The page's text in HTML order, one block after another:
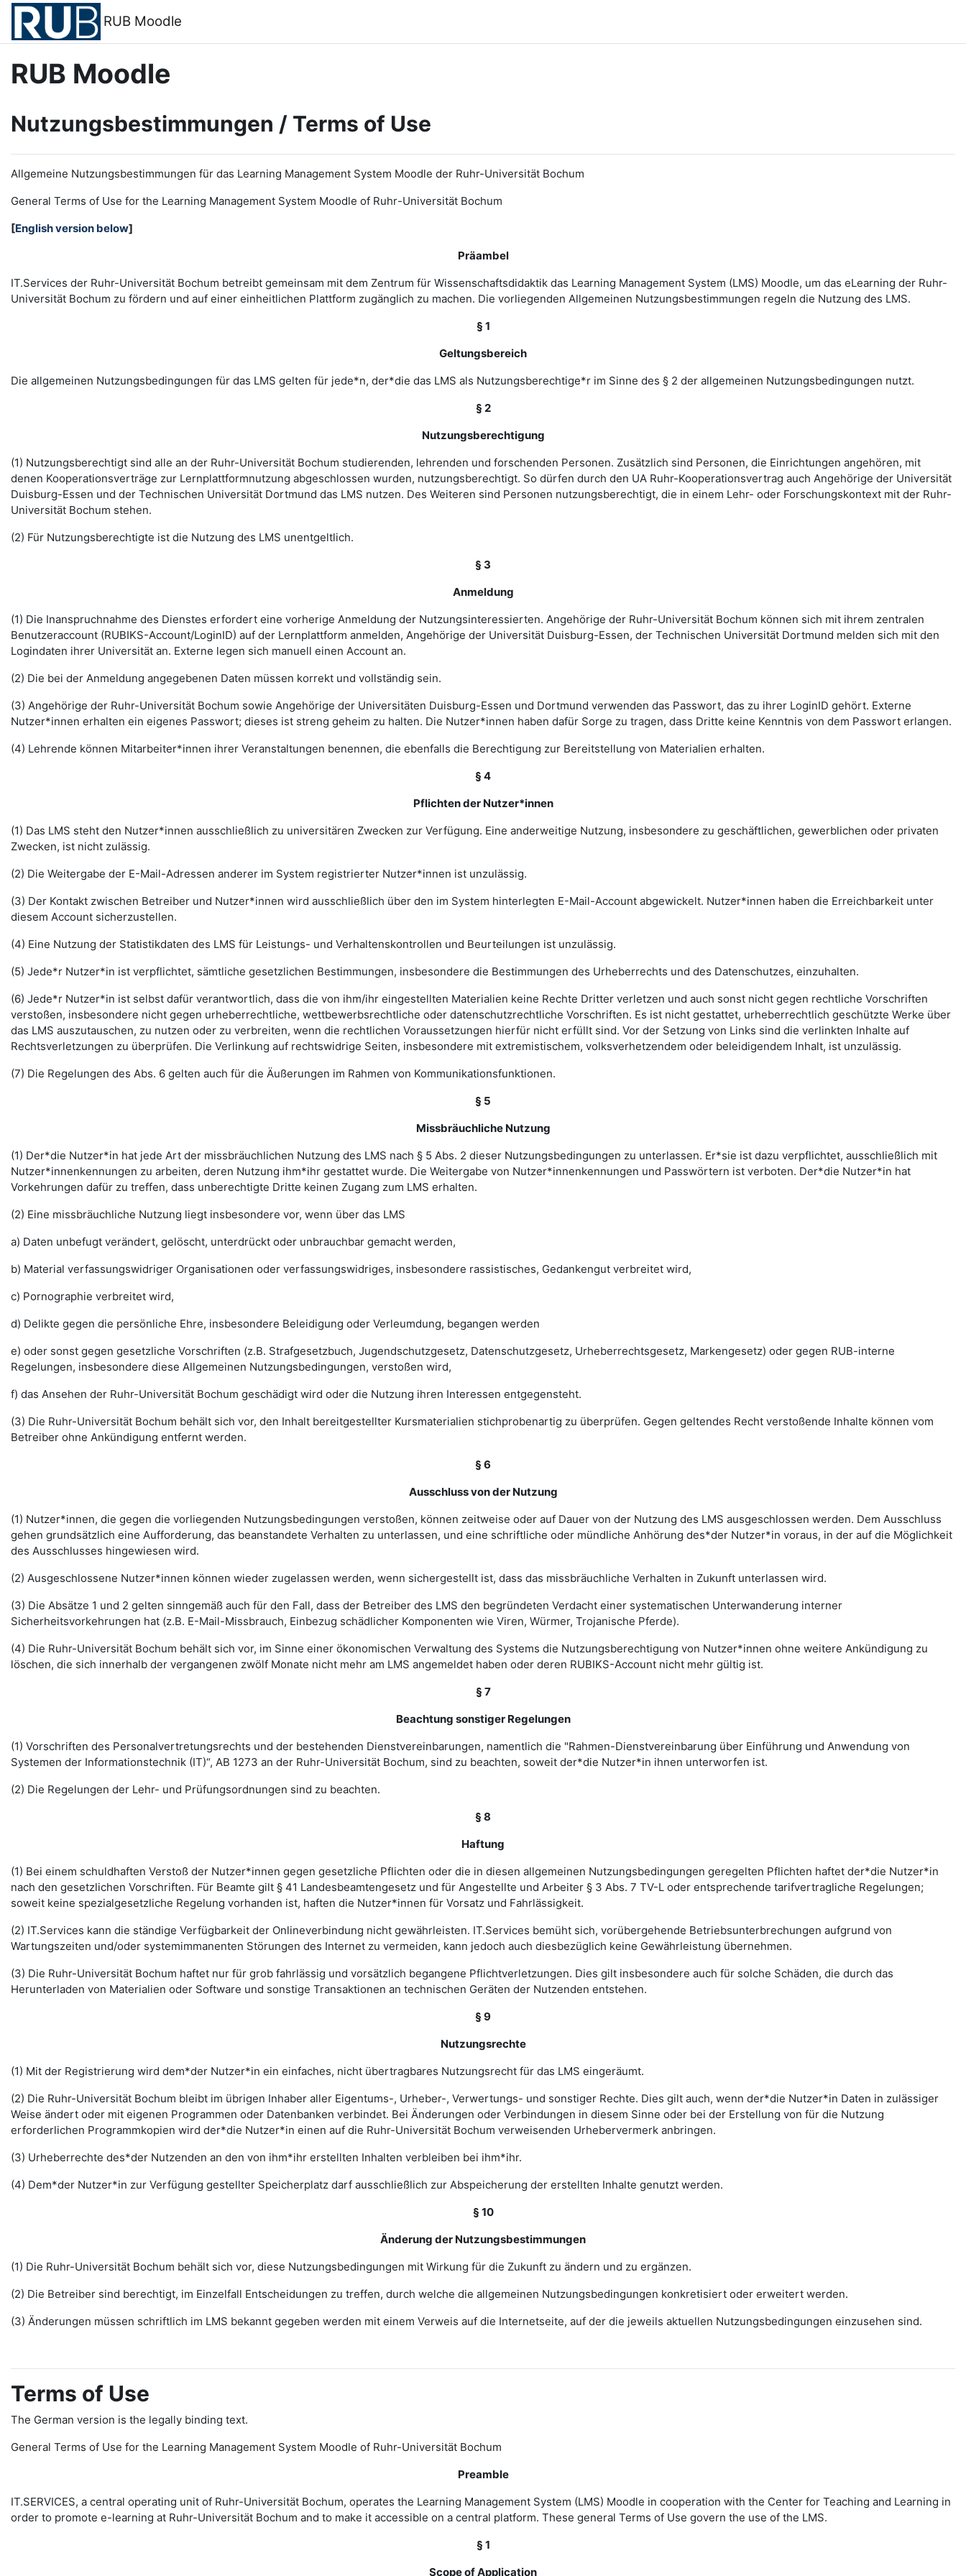
Zum Hauptinhalt
RUB Moodle
RUB Moodle
Nutzungsbestimmungen / Terms of Use
Allgemeine Nutzungsbestimmungen für das Learning Management System Moodle der Ruhr-Universität Bochum
General Terms of Use for the Learning Management System Moodle of Ruhr-Universität Bochum
[English version below]
Präambel
IT.Services der Ruhr-Universität Bochum betreibt gemeinsam mit dem Zentrum für Wissenschaftsdidaktik das Learning Management System (LMS) Moodle, um das eLearning der Ruhr-
Universität Bochum zu fördern und auf einer einheitlichen Plattform zugänglich zu machen. Die vorliegenden Allgemeinen Nutzungsbestimmungen regeln die Nutzung des LMS.
§ 1
Geltungsbereich
Die allgemeinen Nutzungsbedingungen für das LMS gelten für jede*n, der*die das LMS als Nutzungsberechtige*r im Sinne des § 2 der allgemeinen Nutzungsbedingungen nutzt.
§ 2
Nutzungsberechtigung
(1) Nutzungsberechtigt sind alle an der Ruhr-Universität Bochum studierenden, lehrenden und forschenden Personen. Zusätzlich sind Personen, die Einrichtungen angehören, mit
denen Kooperationsverträge zur Lernplattformnutzung abgeschlossen wurden, nutzungsberechtigt. So dürfen durch den UA Ruhr-Kooperationsvertrag auch Angehörige der Universität
Duisburg-Essen und der Technischen Universität Dortmund das LMS nutzen. Des Weiteren sind Personen nutzungsberechtigt, die in einem Lehr- oder Forschungskontext mit der Ruhr-
Universität Bochum stehen.
(2) Für Nutzungsberechtigte ist die Nutzung des LMS unentgeltlich.
§ 3
Anmeldung
(1) Die Inanspruchnahme des Dienstes erfordert eine vorherige Anmeldung der Nutzungsinteressierten. Angehörige der Ruhr-Universität Bochum können sich mit ihrem zentralen
Benutzeraccount (RUBIKS-Account/LoginID) auf der Lernplattform anmelden, Angehörige der Universität Duisburg-Essen, der Technischen Universität Dortmund melden sich mit den
Logindaten ihrer Universität an. Externe legen sich manuell einen Account an.
(2) Die bei der Anmeldung angegebenen Daten müssen korrekt und vollständig sein.
(3) Angehörige der Ruhr-Universität Bochum sowie Angehörige der Universitäten Duisburg-Essen und Dortmund verwenden das Passwort, das zu ihrer LoginID gehört. Externe
Nutzer*innen erhalten ein eigenes Passwort; dieses ist streng geheim zu halten. Die Nutzer*innen haben dafür Sorge zu tragen, dass Dritte keine Kenntnis von dem Passwort erlangen.
(4) Lehrende können Mitarbeiter*innen ihrer Veranstaltungen benennen, die ebenfalls die Berechtigung zur Bereitstellung von Materialien erhalten.
§ 4
Pflichten der Nutzer*innen
(1) Das LMS steht den Nutzer*innen ausschließlich zu universitären Zwecken zur Verfügung. Eine anderweitige Nutzung, insbesondere zu geschäftlichen, gewerblichen oder privaten
Zwecken, ist nicht zulässig.
(2) Die Weitergabe der E-Mail-Adressen anderer im System registrierter Nutzer*innen ist unzulässig.
(3) Der Kontakt zwischen Betreiber und Nutzer*innen wird ausschließlich über den im System hinterlegten E-Mail-Account abgewickelt. Nutzer*innen haben die Erreichbarkeit unter
diesem Account sicherzustellen.
(4) Eine Nutzung der Statistikdaten des LMS für Leistungs- und Verhaltenskontrollen und Beurteilungen ist unzulässig.
(5) Jede*r Nutzer*in ist verpflichtet, sämtliche gesetzlichen Bestimmungen, insbesondere die Bestimmungen des Urheberrechts und des Datenschutzes, einzuhalten.
(6) Jede*r Nutzer*in ist selbst dafür verantwortlich, dass die von ihm/ihr eingestellten Materialien keine Rechte Dritter verletzen und auch sonst nicht gegen rechtliche Vorschriften
verstoßen, insbesondere nicht gegen urheberrechtliche, wettbewerbsrechtliche oder datenschutzrechtliche Vorschriften. Es ist nicht gestattet, urheberrechtlich geschützte Werke über
das LMS auszutauschen, zu nutzen oder zu verbreiten, wenn die rechtlichen Voraussetzungen hierfür nicht erfüllt sind. Vor der Setzung von Links sind die verlinkten Inhalte auf
Rechtsverletzungen zu überprüfen. Die Verlinkung auf rechtswidrige Seiten, insbesondere mit extremistischem, volksverhetzendem oder beleidigendem Inhalt, ist unzulässig.
(7) Die Regelungen des Abs. 6 gelten auch für die Äußerungen im Rahmen von Kommunikationsfunktionen.
§ 5
Missbräuchliche Nutzung
(1) Der*die Nutzer*in hat jede Art der missbräuchlichen Nutzung des LMS nach § 5 Abs. 2 dieser Nutzungsbedingungen zu unterlassen. Er*sie ist dazu verpflichtet, ausschließlich mit
Nutzer*innenkennungen zu arbeiten, deren Nutzung ihm*ihr gestattet wurde. Die Weitergabe von Nutzer*innenkennungen und Passwörtern ist verboten. Der*die Nutzer*in hat
Vorkehrungen dafür zu treffen, dass unberechtigte Dritte keinen Zugang zum LMS erhalten.
(2) Eine missbräuchliche Nutzung liegt insbesondere vor, wenn über das LMS
a) Daten unbefugt verändert, gelöscht, unterdrückt oder unbrauchbar gemacht werden,
b) Material verfassungswidriger Organisationen oder verfassungswidriges, insbesondere rassistisches, Gedankengut verbreitet wird,
c) Pornographie verbreitet wird,
d) Delikte gegen die persönliche Ehre, insbesondere Beleidigung oder Verleumdung, begangen werden
e) oder sonst gegen gesetzliche Vorschriften (z.B. Strafgesetzbuch, Jugendschutzgesetz, Datenschutzgesetz, Urheberrechtsgesetz, Markengesetz) oder gegen RUB-interne
Regelungen, insbesondere diese Allgemeinen Nutzungsbedingungen, verstoßen wird,
f) das Ansehen der Ruhr-Universität Bochum geschädigt wird oder die Nutzung ihren Interessen entgegensteht.
(3) Die Ruhr-Universität Bochum behält sich vor, den Inhalt bereitgestellter Kursmaterialien stichprobenartig zu überprüfen. Gegen geltendes Recht verstoßende Inhalte können vom
Betreiber ohne Ankündigung entfernt werden.
§ 6
Ausschluss von der Nutzung
(1) Nutzer*innen, die gegen die vorliegenden Nutzungsbedingungen verstoßen, können zeitweise oder auf Dauer von der Nutzung des LMS ausgeschlossen werden. Dem Ausschluss
gehen grundsätzlich eine Aufforderung, das beanstandete Verhalten zu unterlassen, und eine schriftliche oder mündliche Anhörung des*der Nutzer*in voraus, in der auf die Möglichkeit
des Ausschlusses hingewiesen wird.
(2) Ausgeschlossene Nutzer*innen können wieder zugelassen werden, wenn sichergestellt ist, dass das missbräuchliche Verhalten in Zukunft unterlassen wird.
(3) Die Absätze 1 und 2 gelten sinngemäß auch für den Fall, dass der Betreiber des LMS den begründeten Verdacht einer systematischen Unterwanderung interner
Sicherheitsvorkehrungen hat (z.B. E-Mail-Missbrauch, Einbezug schädlicher Komponenten wie Viren, Würmer, Trojanische Pferde).
(4) Die Ruhr-Universität Bochum behält sich vor, im Sinne einer ökonomischen Verwaltung des Systems die Nutzungsberechtigung von Nutzer*innen ohne weitere Ankündigung zu
löschen, die sich innerhalb der vergangenen zwölf Monate nicht mehr am LMS angemeldet haben oder deren RUBIKS-Account nicht mehr gültig ist.
§ 7
Beachtung sonstiger Regelungen
(1) Vorschriften des Personalvertretungsrechts und der bestehenden Dienstvereinbarungen, namentlich die "Rahmen-Dienstvereinbarung über Einführung und Anwendung von
Systemen der Informationstechnik (IT)“, AB 1273 an der Ruhr-Universität Bochum, sind zu beachten, soweit der*die Nutzer*in ihnen unterworfen ist.
(2) Die Regelungen der Lehr- und Prüfungsordnungen sind zu beachten.
§ 8
Haftung
(1) Bei einem schuldhaften Verstoß der Nutzer*innen gegen gesetzliche Pflichten oder die in diesen allgemeinen Nutzungsbedingungen geregelten Pflichten haftet der*die Nutzer*in
nach den gesetzlichen Vorschriften. Für Beamte gilt § 41 Landesbeamtengesetz und für Angestellte und Arbeiter § 3 Abs. 7 TV-L oder entsprechende tarifvertragliche Regelungen;
soweit keine spezialgesetzliche Regelung vorhanden ist, haften die Nutzer*innen für Vorsatz und Fahrlässigkeit.
(2) IT.Services kann die ständige Verfügbarkeit der Onlineverbindung nicht gewährleisten. IT.Services bemüht sich, vorübergehende Betriebsunterbrechungen aufgrund von
Wartungszeiten und/oder systemimmanenten Störungen des Internet zu vermeiden, kann jedoch auch diesbezüglich keine Gewährleistung übernehmen.
(3) Die Ruhr-Universität Bochum haftet nur für grob fahrlässig und vorsätzlich begangene Pflichtverletzungen. Dies gilt insbesondere auch für solche Schäden, die durch das
Herunterladen von Materialien oder Software und sonstige Transaktionen an technischen Geräten der Nutzenden entstehen.
§ 9
Nutzungsrechte
(1) Mit der Registrierung wird dem*der Nutzer*in ein einfaches, nicht übertragbares Nutzungsrecht für das LMS eingeräumt.
(2) Die Ruhr-Universität Bochum bleibt im übrigen Inhaber aller Eigentums-, Urheber-, Verwertungs- und sonstiger Rechte. Dies gilt auch, wenn der*die Nutzer*in Daten in zulässiger
Weise ändert oder mit eigenen Programmen oder Datenbanken verbindet. Bei Änderungen oder Verbindungen in diesem Sinne oder bei der Erstellung von für die Nutzung
erforderlichen Programmkopien wird der*die Nutzer*in einen auf die Ruhr-Universität Bochum verweisenden Urhebervermerk anbringen.
(3) Urheberrechte des*der Nutzenden an den von ihm*ihr erstellten Inhalten verbleiben bei ihm*ihr.
(4) Dem*der Nutzer*in zur Verfügung gestellter Speicherplatz darf ausschließlich zur Abspeicherung der erstellten Inhalte genutzt werden.
§ 10
Änderung der Nutzungsbestimmungen
(1) Die Ruhr-Universität Bochum behält sich vor, diese Nutzungsbedingungen mit Wirkung für die Zukunft zu ändern und zu ergänzen.
(2) Die Betreiber sind berechtigt, im Einzelfall Entscheidungen zu treffen, durch welche die allgemeinen Nutzungsbedingungen konkretisiert oder erweitert werden.
(3) Änderungen müssen schriftlich im LMS bekannt gegeben werden mit einem Verweis auf die Internetseite, auf der die jeweils aktuellen Nutzungsbedingungen einzusehen sind.
Terms of Use
The German version is the legally binding text.
General Terms of Use for the Learning Management System Moodle of Ruhr-Universität Bochum
Preamble
IT.SERVICES, a central operating unit of Ruhr-Universität Bochum, operates the Learning Management System (LMS) Moodle in cooperation with the Center for Teaching and Learning in
order to promote e-learning at Ruhr-Universität Bochum and to make it accessible on a central platform. These general Terms of Use govern the use of the LMS.
§ 1
Scope of Application